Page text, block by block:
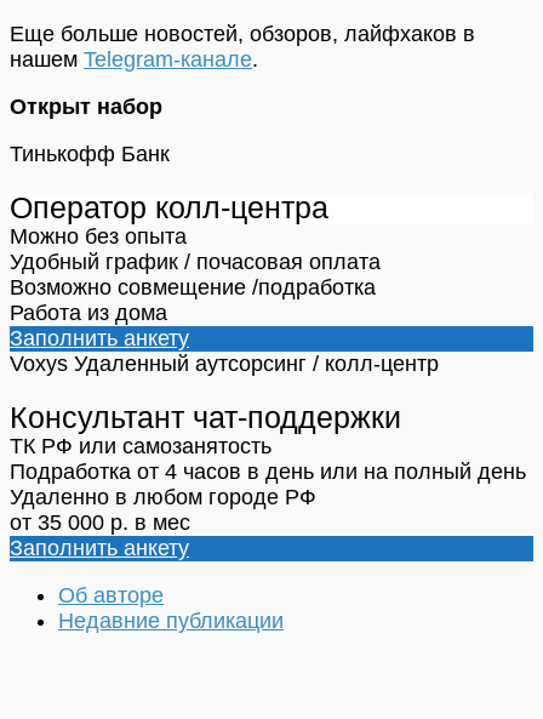
Еще больше новостей, обзоров, лайфхаков в
нашем Telegram-канале.
Открыт набор
Тинькофф Банк
Оператор колл-центра
Можно без опыта
Удобный график / почасовая оплата
Возможно совмещение /подработка
Работа из дома
Заполнить анкету
Voxys Удаленный аутсорсинг / колл-центр
Консультант чат-поддержки
ТК РФ или самозанятость
Подработка от 4 часов в день или на полный день
Удаленно в любом городе РФ
от 35 000 р. в мес
Заполнить анкету
Об авторе
Недавние публикации